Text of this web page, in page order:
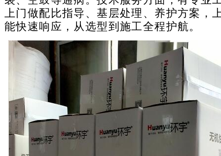
上门做配比指导、基层处理、养护方案，
能快速响应，从选型到施工全程护航。